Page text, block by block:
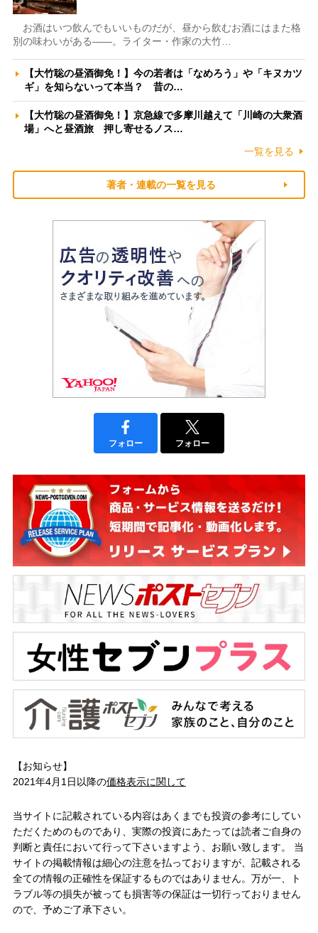
お酒はいつ飲んでもいいものだが、昼から飲むお酒にはまた格
別の味わいがある――。ライター・作家の大竹…
【大竹聡の昼酒御免！】今の若者は「なめろう」や「キヌカツ
ギ」を知らないって本当？ 昔の…
【大竹聡の昼酒御免！】京急線で多摩川越えて「川崎の大衆酒
場」へと昼酒旅 押し寄せるノス…
一覧を見る
著者・連載の一覧を見る
フォロー フォロー
【お知らせ】
2021年4月1日以降の価格表示に関して
当サイトに記載されている内容はあくまでも投資の参考にしてい
ただくためのものであり、実際の投資にあたっては読者ご自身の
判断と責任において行って下さいますよう、お願い致します。 当
サイトの掲載情報は細心の注意を払っておりますが、記載される
全ての情報の正確性を保証するものではありません。万が一、ト
ラブル等の損失が被っても損害等の保証は一切行っておりません
ので、予めご了承下さい。